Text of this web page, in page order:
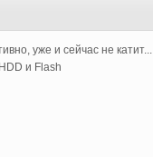
уже и сейчас не катит...
и Flash